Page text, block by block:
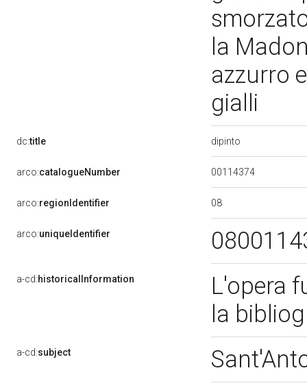
la
azzurro
gialli
dc:title dipinto
arco:catalogueNumber 00114374
arco:regionIdentifier 08
arco:uniqueIdentifier
a-cd:historicalInformation
L'opera
la
a-cd:subject